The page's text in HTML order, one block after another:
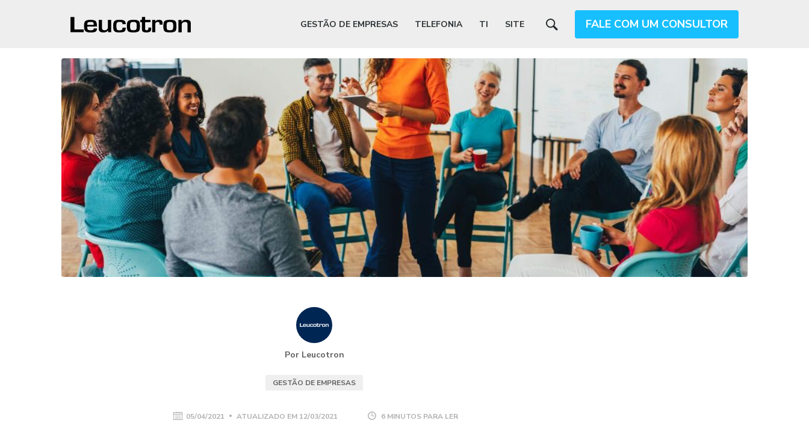
GESTÃO DE EMPRESAS TELEFONIA TI SITE FALE COM UM CONSULTOR
Por Leucotron
GESTÃO DE EMPRESAS
05/04/2021 ATUALIZADO EM 12/03/2021 6 MINUTOS PARA LER